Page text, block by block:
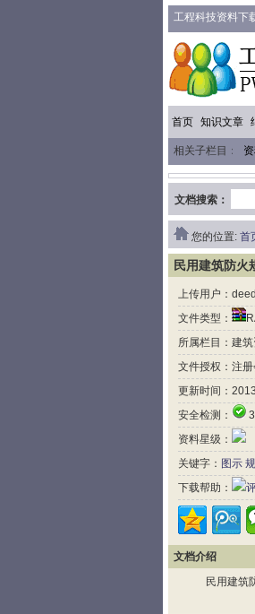
工程科技资料下
首页 知识文章
相关子栏目：
文档搜索：
您的位置: 首
民用建筑防火
上传用户：
文件类型：
所属栏目：建
文件授权：注
更新时间：
安全检测：
资料星级：
关键字： 图示
下载帮助：
文档介绍
民用建筑防火